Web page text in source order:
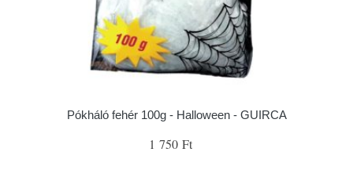
Pókháló fehér 100g - Halloween - GUIRCA
1 750 Ft